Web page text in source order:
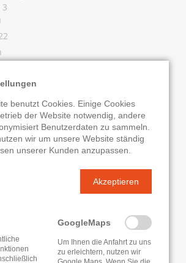
benutzt Cookies. Einige Cookies
der Website notwendig, andere
Benutzerdaten zu sammeln.
wir um unsere Website ständig
unserer Kunden anzupassen.
Akzeptieren
GoogleMaps
Um Ihnen die Anfahrt zu uns
zu erleichtern, nutzen wir